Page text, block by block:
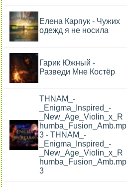
Елена Карпук - Чужих
одежд я не носила
Гарик Южный -
Разведи Мне Костёр
THNAM_-
_Enigma_Inspired_-
_New_Age_Violin_x_R
humba_Fusion_Amb.mp
3 - THNAM_-
_Enigma_Inspired_-
_New_Age_Violin_x_R
humba_Fusion_Amb.mp
3